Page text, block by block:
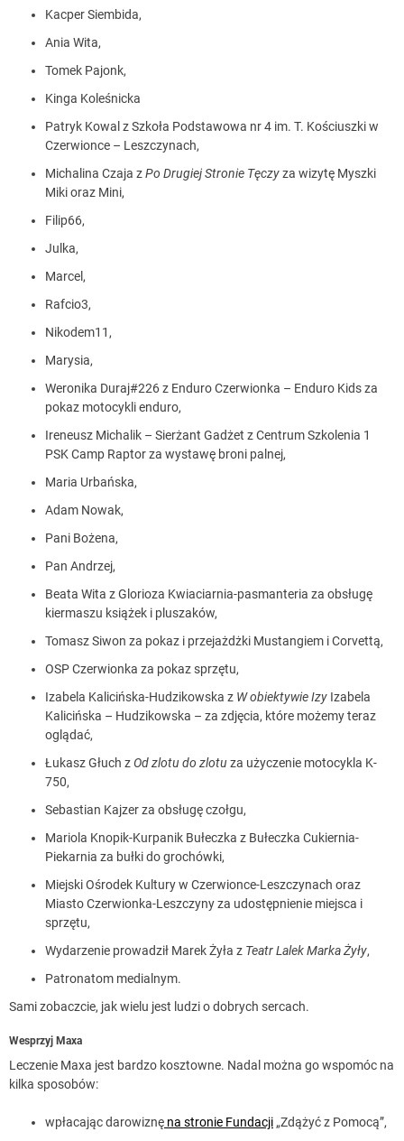
Kacper Siembida,
Ania Wita,
Tomek Pajonk,
Kinga Koleśnicka
Patryk Kowal z Szkoła Podstawowa nr 4 im. T. Kościuszki w
Czerwionce – Leszczynach,
Michalina Czaja zPo Drugiej Stronie Tęczyza wizytę Myszki
Miki oraz Mini,
Filip66,
Julka,
Marcel,
Rafcio3,
Nikodem11,
Marysia,
Weronika Duraj#226 z Enduro Czerwionka – Enduro Kids za
pokaz motocykli enduro,
Ireneusz Michalik – Sierżant Gadżet z Centrum Szkolenia 1
PSK Camp Raptor za wystawę broni palnej,
Maria Urbańska,
Adam Nowak,
Pani Bożena,
Pan Andrzej,
Beata Wita z Glorioza Kwiaciarnia-pasmanteria za obsługę
kiermaszu książek i pluszaków,
Tomasz Siwon za pokaz i przejażdżki Mustangiem i Corvettą,
OSP Czerwionka za pokaz sprzętu,
Izabela Kalicińska-Hudzikowska z W obiektywieIzy Izabela
Kalicińska – Hudzikowska – za zdjęcia, które możemy teraz
oglądać,
Łukasz Głuch z Od zlotu do zlotu za użyczenie motocykla K-
750,
Sebastian Kajzer za obsługę czołgu,
Mariola Knopik-Kurpanik Bułeczka z Bułeczka Cukiernia-
Piekarnia za bułki do grochówki,
Miejski Ośrodek Kultury w Czerwionce-Leszczynach oraz
Miasto Czerwionka-Leszczyny za udostępnienie miejsca i
sprzętu,
Wydarzenie prowadził Marek Żyła z Teatr Lalek Marka Żyły,
Patronatom medialnym.
Sami zobaczcie, jak wielu jest ludzi o dobrych sercach.
Wesprzyj Maxa
Leczenie Maxa jest bardzo kosztowne. Nadal można go wspomóc na
kilka sposobów:
wpłacając darowiznę na stronie Fundacji „Zdążyć z Pomocą”,